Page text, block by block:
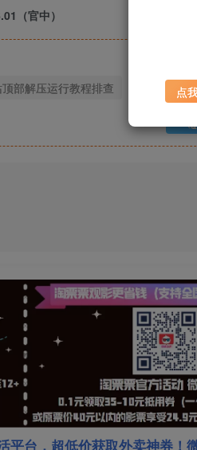
（官中）
部解压运行教程排查
平台，超低价获取外卖神券
点